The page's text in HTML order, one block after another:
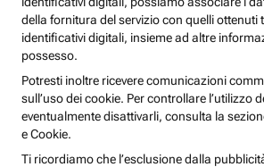
della fornitura del servizio con quelli ottenuti
identificativi digitali, insieme ad altre
possesso.
Potresti inoltre ricevere comunicazioni
sull’uso dei cookie. Per controllare l’utilizzo
eventualmente disattivarli, consulta la
e Cookie.
Ti ricordiamo che l’esclusione dalla